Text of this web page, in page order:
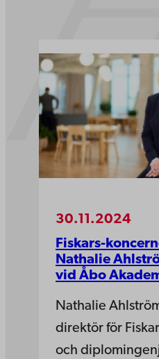
30.11.2024
Fiskars-
Nathalie
vid Åbo
Nathalie
direktör för
och